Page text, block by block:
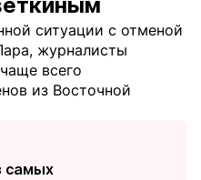
ситуации с отменой
журналисты
всего
из Восточной
самых